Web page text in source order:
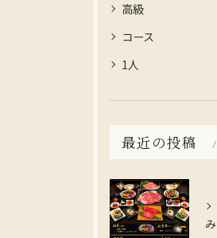
高級
コース
1人
最近の投稿